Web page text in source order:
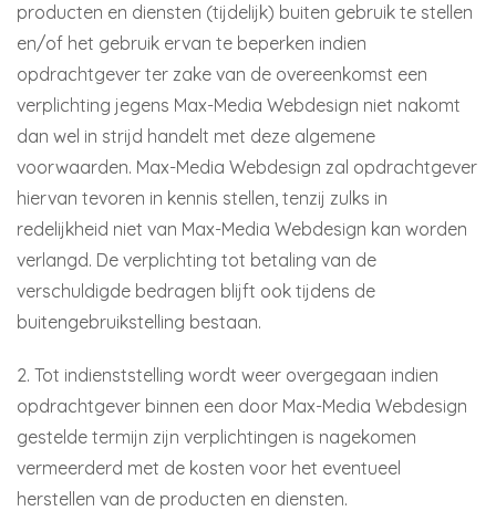
producten en diensten (tijdelijk) buiten gebruik te stellen
en/of het gebruik ervan te beperken indien
opdrachtgever ter zake van de overeenkomst een
verplichting jegens Max-Media Webdesign niet nakomt
dan wel in strijd handelt met deze algemene
voorwaarden. Max-Media Webdesign zal opdrachtgever
hiervan tevoren in kennis stellen, tenzij zulks in
redelijkheid niet van Max-Media Webdesign kan worden
verlangd. De verplichting tot betaling van de
verschuldigde bedragen blijft ook tijdens de
buitengebruikstelling bestaan.
2. Tot indienststelling wordt weer overgegaan indien
opdrachtgever binnen een door Max-Media Webdesign
gestelde termijn zijn verplichtingen is nagekomen
vermeerderd met de kosten voor het eventueel
herstellen van de producten en diensten.